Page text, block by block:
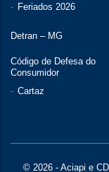
Feriados 2026
Detran – MG
Código de Defesa do
Consumidor
Cartaz
© 2026 - Aciapi e